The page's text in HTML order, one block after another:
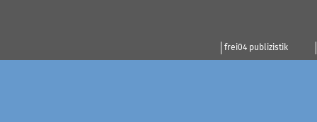
frei04 publizistik